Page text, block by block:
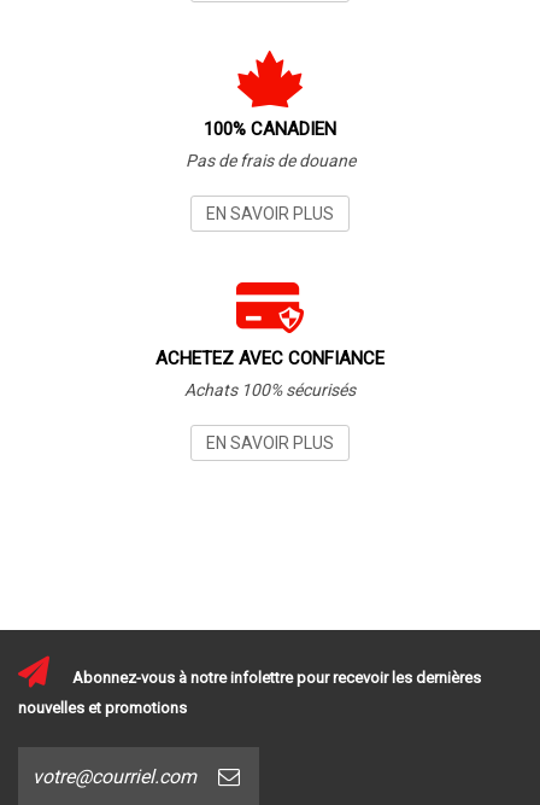
100% CANADIEN
Pas de frais de douane
EN SAVOIR PLUS
ACHETEZ AVEC CONFIANCE
Achats 100% sécurisés
EN SAVOIR PLUS
Abonnez-vous à notre infolettre pour recevoir les dernières
nouvelles et promotions